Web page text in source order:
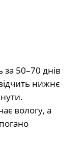
50–70 днів
нижнє
вологу, а